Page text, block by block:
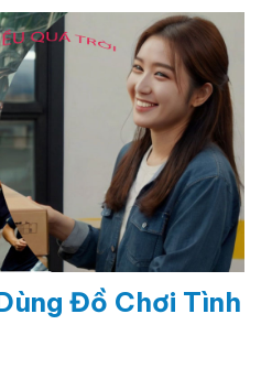
Đồ Chơi Tình